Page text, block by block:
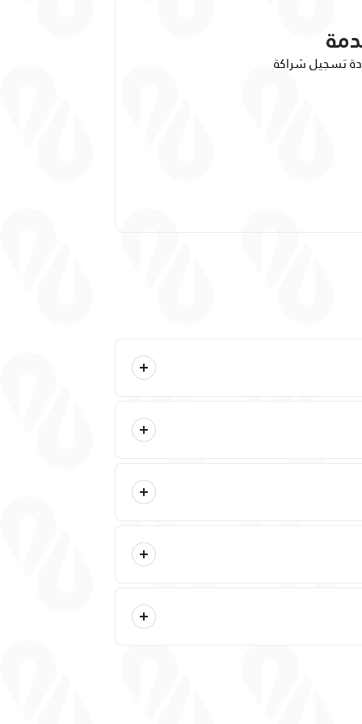
تسجيل شراكة